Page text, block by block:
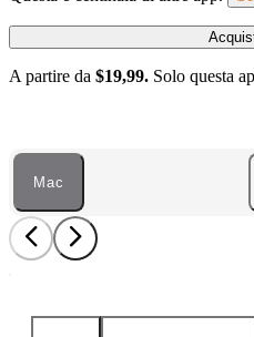
A partire da $19,99. Solo questa
Mac